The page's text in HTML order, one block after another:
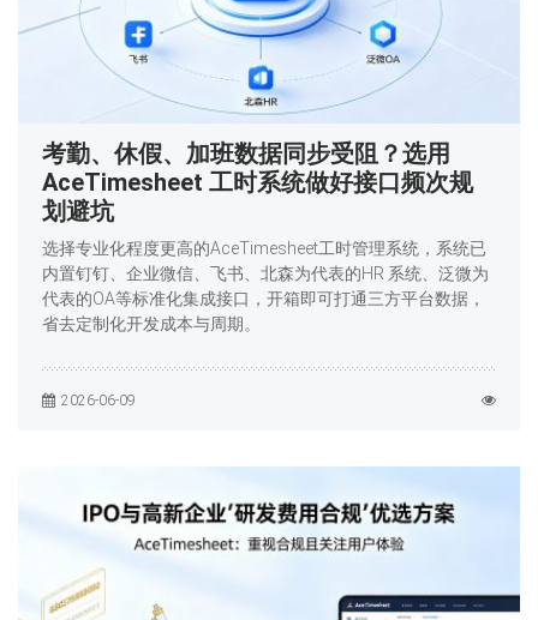
考勤、休假、加班数据同步受阻？选用
AceTimesheet 工时系统做好接口频次规
划避坑
选择专业化程度更高的AceTimesheet工时管理系统，系统已
内置钉钉、企业微信、飞书、北森为代表的HR 系统、泛微为
代表的OA等标准化集成接口，开箱即可打通三方平台数据，
省去定制化开发成本与周期。
2026-06-09